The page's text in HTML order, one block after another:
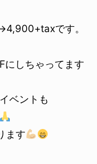
です。
にしちゃってます
ベントも
ます